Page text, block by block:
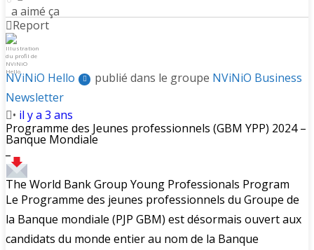
a aimé ça
Report
NViNiO Hello publié dans le groupe NViNiO Business
Newsletter
• il y a 3 ans
Programme des Jeunes professionnels (GBM YPP) 2024 –
Banque Mondiale
The World Bank Group Young Professionals Program
Le Programme des jeunes professionnels du Groupe de
la Banque mondiale (PJP GBM) est désormais ouvert aux
candidats du monde entier au nom de la Banque